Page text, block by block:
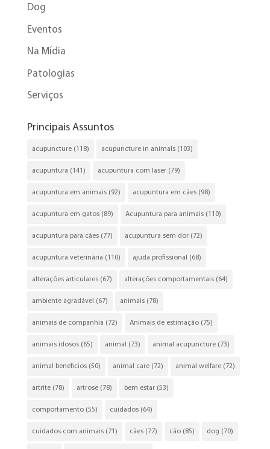
Dog
Eventos
Na Mídia
Patologias
Serviços
Principais Assuntos
acupuncture(118) acupuncture in animals(103)
acupuntura (141) acupuntura com laser(79)
acupuntura em animais(92) acupuntura em cães(98)
acupuntura em gatos(89) Acupuntura para animais(110)
acupuntura para cães(77) acupuntura sem dor(72)
acupuntura veterinária (110) ajuda profissional (68)
alterações articulares(67) alterações comportamentais(64)
ambiente agradável (67) animais(78)
animais de companhia (72) Animais de estimação(75)
animais idosos(65) animal (73) animal acupuncture(73)
animal beneficios(50) animal care(72) animal welfare(72)
artrite(78) artrose(78) bem estar(53)
comportamento(55) cuidados(64)
cuidados com animais(71) cães(77) cão(85) dog (70)